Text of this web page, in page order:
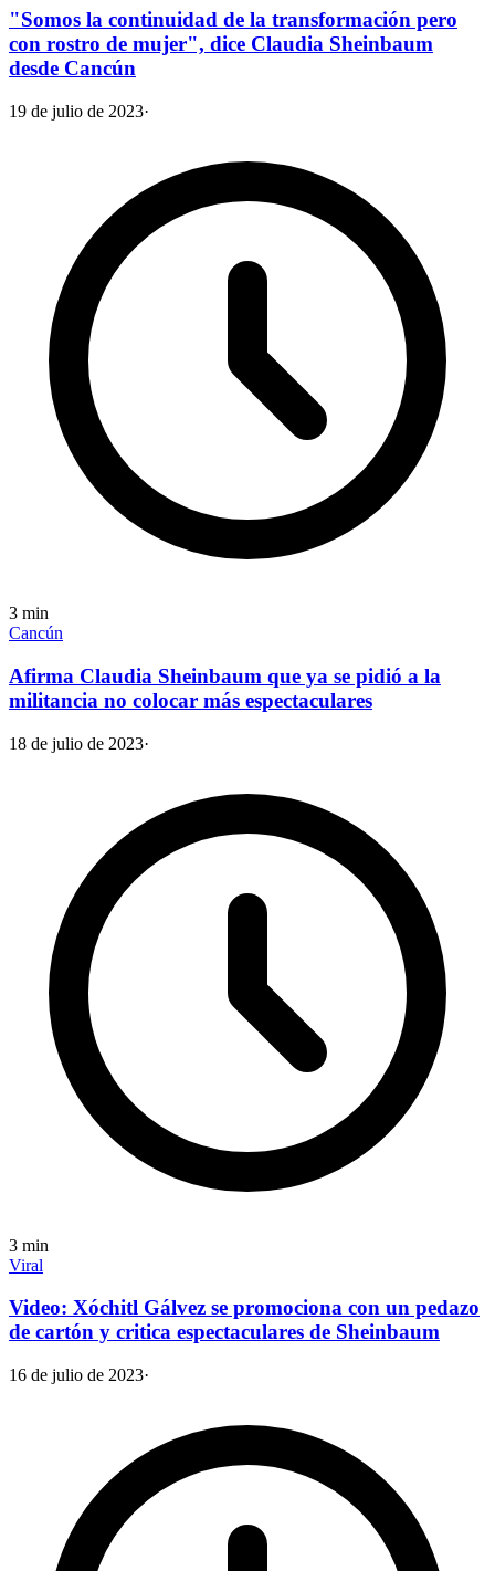
"Somos la continuidad de la transformación pero
con rostro de mujer", dice Claudia Sheinbaum
desde Cancún
19 de julio de 2023·
3 min
Cancún
Afirma Claudia Sheinbaum que ya se pidió a la
militancia no colocar más espectaculares
18 de julio de 2023·
3 min
Viral
Video: Xóchitl Gálvez se promociona con un pedazo
de cartón y critica espectaculares de Sheinbaum
16 de julio de 2023·